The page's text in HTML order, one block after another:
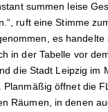
summen leise
ruft eine Stimme
es
in der Tabelle vor
die Stadt Leipzig im
öffnet die
Räumen, in denen